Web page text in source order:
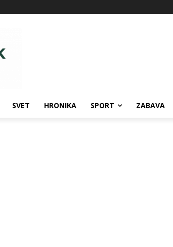
SVET HRONIKA SPORT ZABAVA